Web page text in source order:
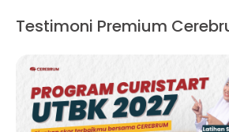
Testimoni Premium